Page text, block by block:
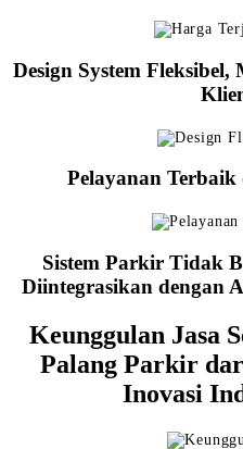
Design System
Pelayanan Terbaik
Sistem Parkir Tidak
Diintegrasikan dengan
Keunggulan Jasa
Palang Parkir
Inovasi